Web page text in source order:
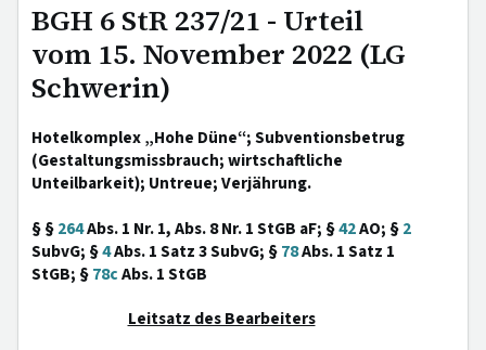
BGH 6 StR 237/21 - Urteil
vom 15. November 2022 (LG
Schwerin)
Hotelkomplex „Hohe Düne“; Subventionsbetrug
(Gestaltungsmissbrauch; wirtschaftliche
Unteilbarkeit); Untreue; Verjährung.
§ §264Abs. 1 Nr. 1, Abs. 8 Nr. 1 StGB aF; §42AO; §2
SubvG; §4Abs. 1 Satz 3 SubvG; §78Abs. 1 Satz 1
StGB; §78cAbs. 1 StGB
Leitsatz des Bearbeiters